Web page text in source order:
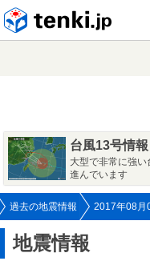
台風13号情報
大型で非常に強
進んでいます
過去の地震情報 2017年08月
地震情報